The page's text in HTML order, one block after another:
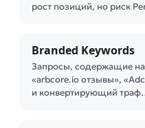
рост позиций, но риск
Branded Keywords
Запросы, содержащие
«arbcore.io отзывы»,
и конвертирующий